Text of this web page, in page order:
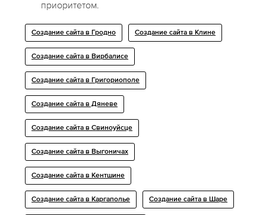
приоритетом.
Создание сайта в Гродно Создание сайта в Клине
Создание сайта в Вирбалисе
Создание сайта в Григориополе
Создание сайта в Дяневе
Создание сайта в Свиноуйсце
Создание сайта в Выгоничах
Создание сайта в Кентшине
Создание сайта в Каргаполье Создание сайта в Шаре